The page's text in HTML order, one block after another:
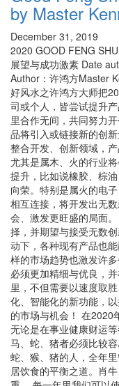
by Master
December 31, 2019
2020 GOOD FENG
展望与成功激素 Date
Author：许鸿方Master
好风水之许鸿方大师把
司或个人，皆尝试提升
里合作无间，共同努力
品将引入或链接新的创
整合开发、创新领域，
尤其是属木、火的行业
提升，比如说橡胶、棕
向荣。特别是属火的电
相互连接，将开发出无
会、激发更旺盛的局面
择，并期望与接受无数
动下，各种现有产品也
样的市场趋势也激发许
必须更加精细与优良，
里，不但需要以速度取
化、智能化的新功能，
的市场与机会！ 在2020
无论是在事业健康财运
马、蛇、猪者必须比较
蛇、猴、猪的人，全年
居饮食的平衡之道。肖